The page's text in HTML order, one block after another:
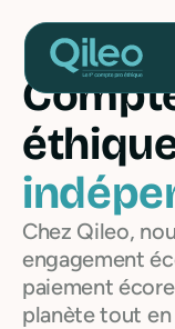
Chez Qileo,
engagement
paiement
planète tout